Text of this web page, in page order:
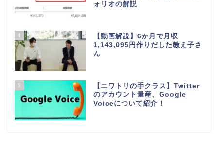
ォリオの解説
4
【動画解説】6か月で月収
1,143,095円作りだした教え子さ
ん
5
【ニワトリの手クラス】Twitter
のアカウント量産、Google
Voiceについて紹介！